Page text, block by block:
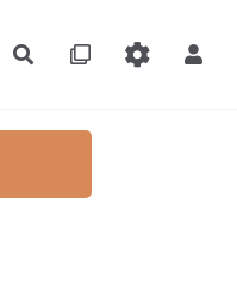
Rechercher